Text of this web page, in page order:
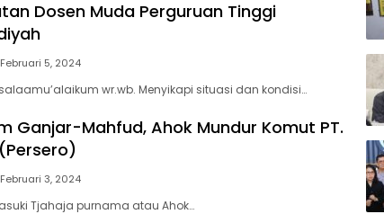
Dosen Muda Perguruan Tinggi
Februari 5, 2024
wr.wb. Menyikapi situasi dan kondisi…
Ganjar-Mahfud, Ahok Mundur Komut PT.
Februari 3, 2024
Tjahaja purnama atau Ahok…